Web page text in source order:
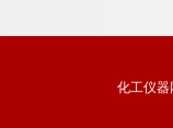
化工仪器